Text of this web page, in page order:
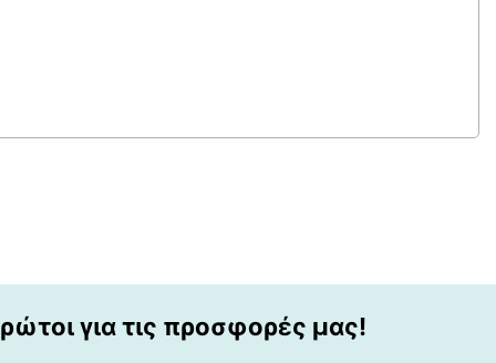
για τις προσφορές μας!